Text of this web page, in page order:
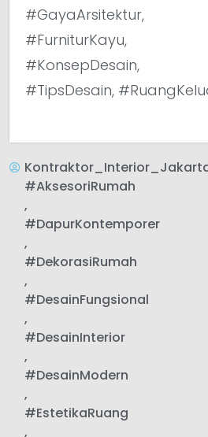
#GayaArsitektur,
#FurniturKayu,
#KonsepDesain,
#TipsDesain,
#AksesoriRumah
,
#DapurKontemporer
,
#DekorasiRumah
,
#DesainFungsional
,
#DesainInterior
,
#DesainModern
,
#EstetikaRuang
,